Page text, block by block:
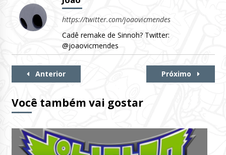
https://twitter.com/joaovicmendes
Cadê remake de Sinnoh? Twitter:
@joaovicmendes
Continue
Anterior Próximo
Você também vai gostar